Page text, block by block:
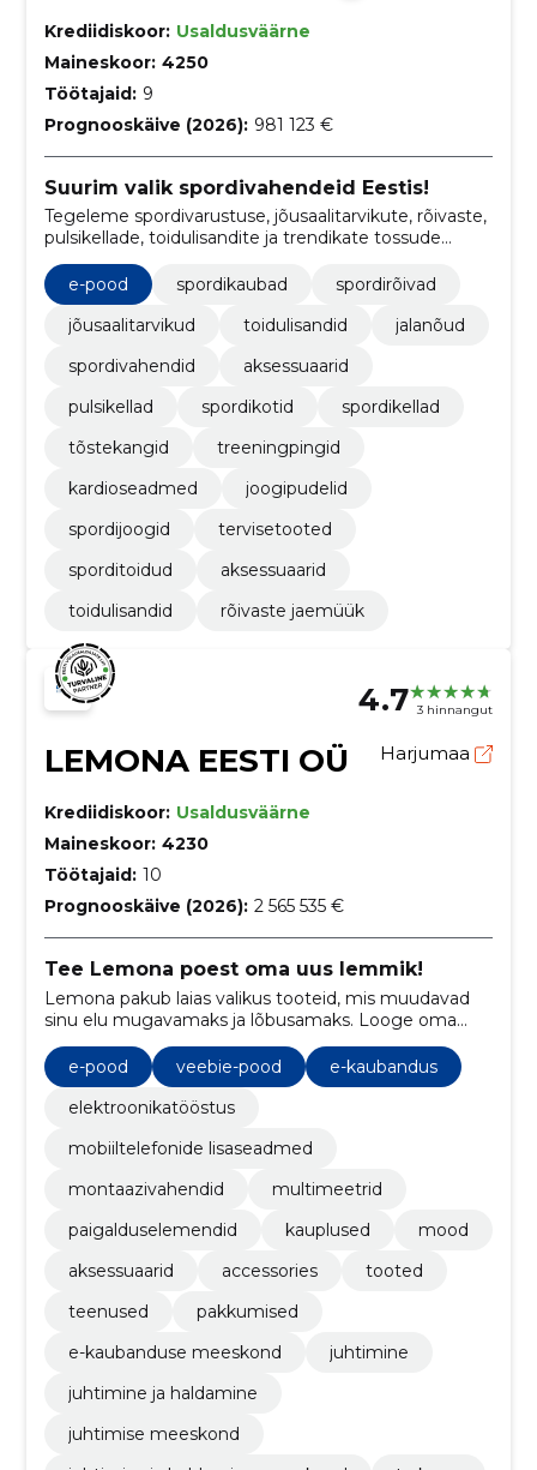
Krediidiskoor: Usaldusväärne
Maineskoor: 4250
Töötajaid: 9
Prognooskäive (2026): 981 123 €
Suurim valik spordivahendeid Eestis!
Tegeleme spordivarustuse, jõusaalitarvikute, rõivaste,
pulsikellade, toidulisandite ja trendikate tossude
müügiga, pakkudes kvaliteetseid tooteid, mis
toetavad aktiivset elustiili.
e-pood spordikaubad
spordirõivad
jõusaalitarvikud
toidulisandid
jalanõud
spordivahendid
aksessuaarid
pulsikellad
spordikotid
spordikellad
tõstekangid
treeningpingid
kardioseadmed
joogipudelid
spordijoogid
tervisetooted
sporditoidud
aksessuaarid
toidulisandid
rõivaste jaemüük
4.7 3 hinnangut
LEMONA EESTI OÜ Harjumaa
Krediidiskoor: Usaldusväärne
Maineskoor: 4230
Töötajaid: 10
Prognooskäive (2026): 2 565 535 €
Tee Lemona poest oma uus lemmik!
Lemona pakub laias valikus tooteid, mis muudavad
sinu elu mugavamaks ja lõbusamaks. Looge oma
unikaalne elustiil ja nautige meie kvaliteetseid ja
stiilseid tooteid!
e-pood veebie-pood
e-kaubandus
elektroonikatööstus
mobiiltelefonide lisaseadmed
montaazivahendid
multimeetrid
paigalduselemendid
kauplused
mood
aksessuaarid
accessories
tooted
teenused
pakkumised
e-kaubanduse meeskond
juhtimine
juhtimine ja haldamine
juhtimise meeskond